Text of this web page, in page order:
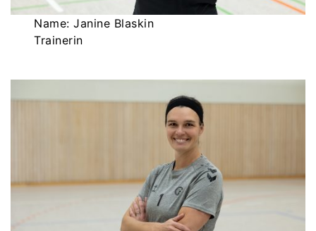
Name: Janine Blaskin
Trainerin